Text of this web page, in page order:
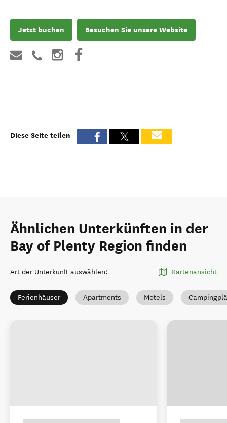
Jetzt buchen Besuchen Sie unsere Website
Diese Seite teilen
Ähnlichen Unterkünften in der
Bay of Plenty Region finden
Art der Unterkunft auswählen: Kartenansicht
Ferienhäuser Apartments Motels